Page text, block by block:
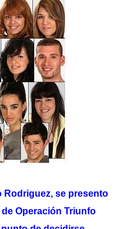
Rodriguez, se presento
Operación Triunfo